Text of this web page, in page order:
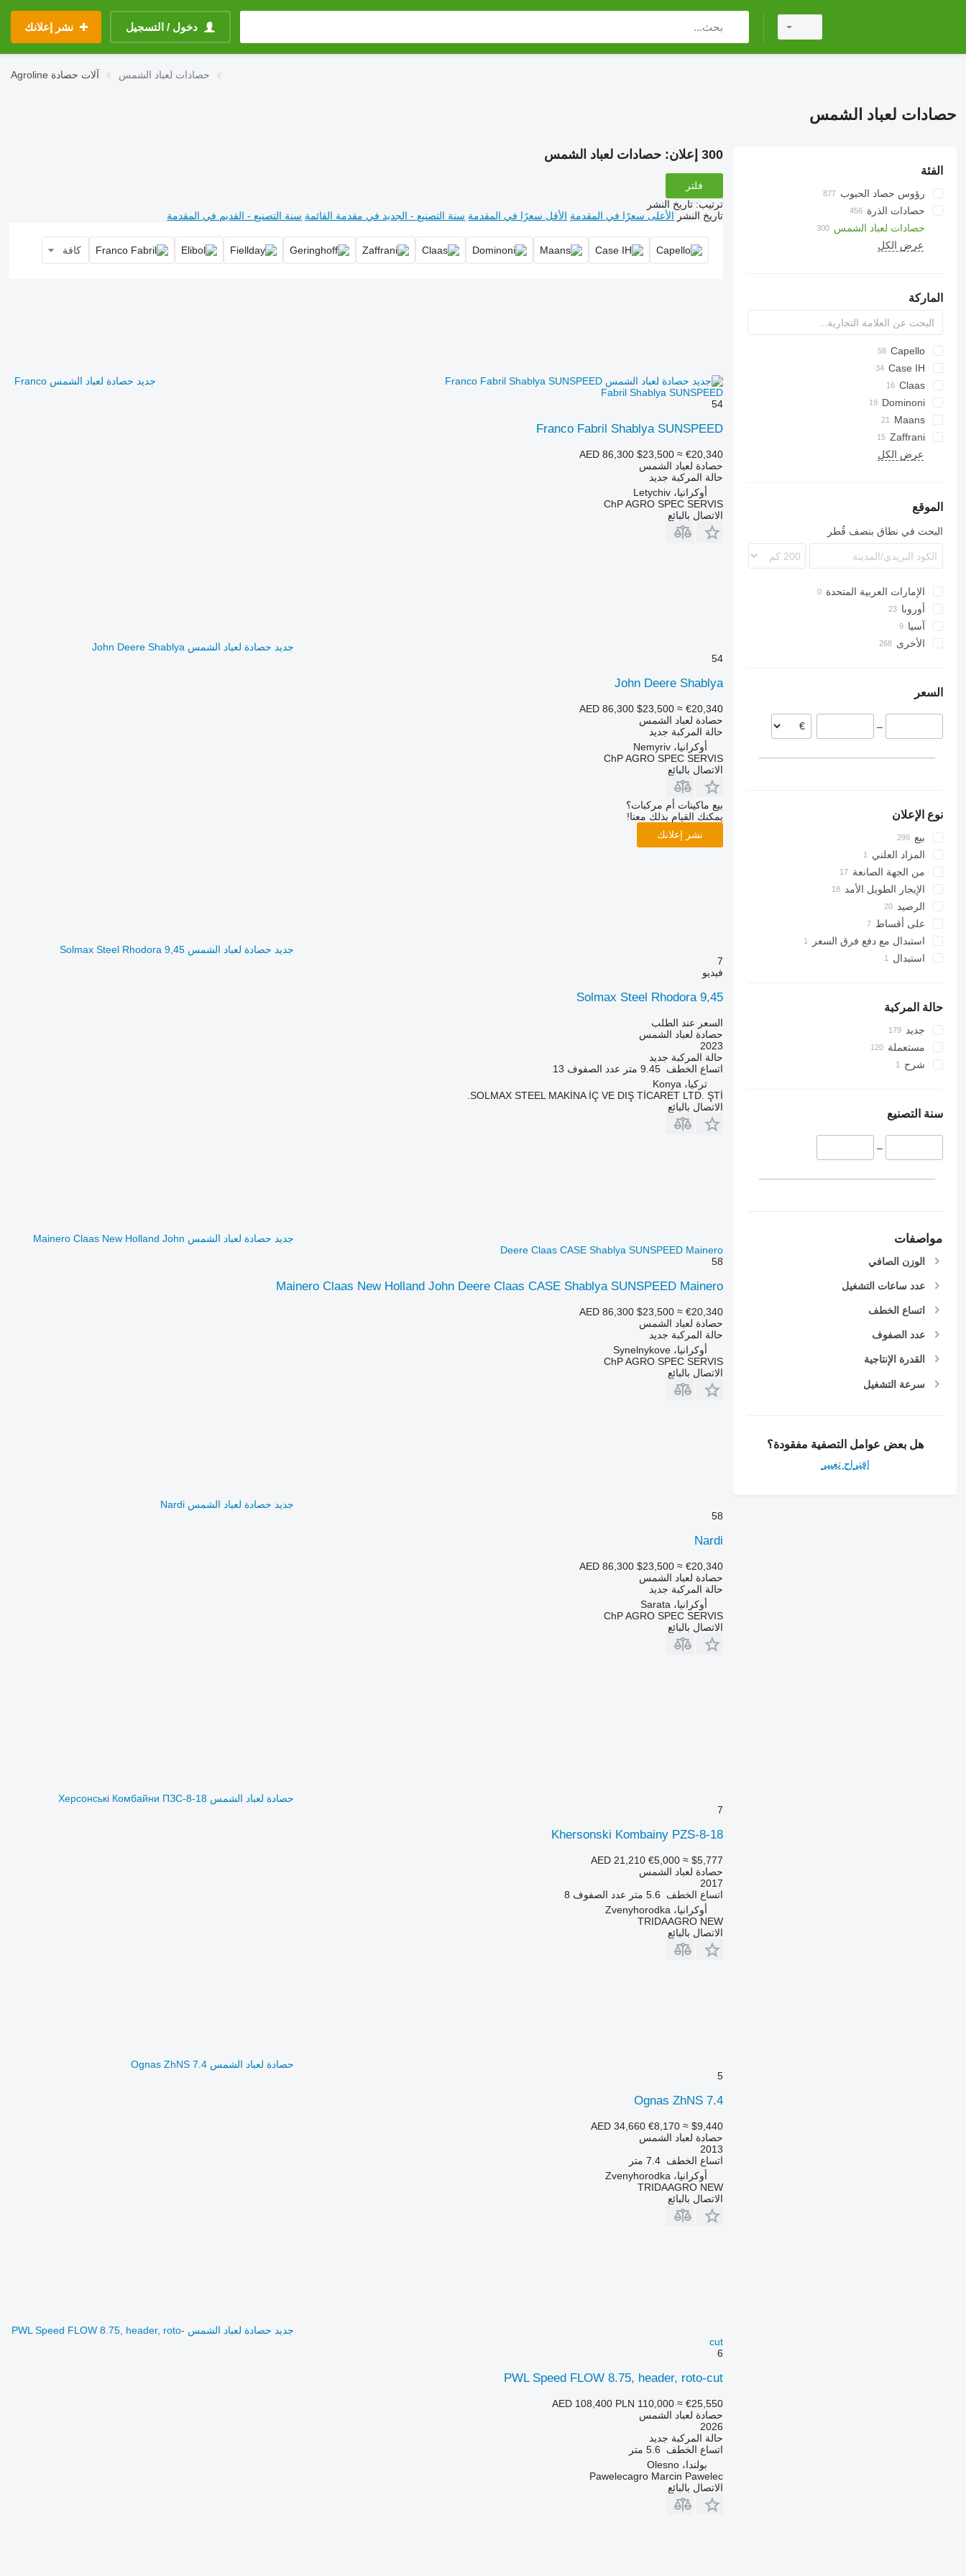
دخول / التسجيل نشر إعلانك
Agroline آلات حصادة حصادات لعباد الشمس
حصادات لعباد الشمس
الفئة
رؤوس حصاد الحبوب
حصادات الذرة
حصادات لعباد الشمس
عرض الكل
الماركة
Capello
Helianthus
Case IH
9230Claas
Sunspeed
Dominoni
Free Sun
Top Sun
MHS
GO
SF
HORIZONMaans
1040
SFH
OptiSun
Zaffrani
Sunflower Champion
عرض الكل
الموقع
البحث في نطاق بنصف قُطر
الإمارات العربية المتحدة
أوروبا
المجر
بلغاريا
النمسا
آسيا
تركيا
الأخرى
السعر
–
نوع الإعلان
بيع
المزاد العلني
من الجهة الصانعة
الإيجار الطويل الأمد
الرصيد
على أقساط
استبدال مع دفع فرق السعر
استبدال
حالة المركبة
جديد
مستعملة
شرح
سنة التصنيع
–
مواصفات
الوزن الصافي
عدد ساعات التشغيل
اتساع الخطف
عدد الصفوف
القدرة الإنتاجية
سرعة التشغيل
هل بعض عوامل التصفية مفقودة؟
اقتراح تغيير
300 إعلان: حصادات لعباد الشمس
فلتر
ترتيب: تاريخ النشر
تاريخ النشر الأعلى سعرًا في المقدمة الأقل سعرًا في المقدمة سنة التصنيع - الجديد في مقدمة القائمة سنة التصنيع - القديم في المقدمة
كافة
جديد حصادة لعباد الشمس Franco
Fabril Shablya SUNSPEED
54
Franco Fabril Shablya SUNSPEED
AED 86,300 $23,500 ≈ €20,340
حصادة لعباد الشمس
حالة المركبة جديد
أوكرانيا، Letychiv
ChP AGRO SPEC SERVIS
الاتصال بالبائع
جديد حصادة لعباد الشمس John Deere Shablya
54
John Deere Shablya
AED 86,300 $23,500 ≈ €20,340
حصادة لعباد الشمس
حالة المركبة جديد
أوكرانيا، Nemyriv
ChP AGRO SPEC SERVIS
الاتصال بالبائع
بيع ماكينات أم مركبات؟
يمكنك القيام بذلك معنا!
نشر إعلانك
جديد حصادة لعباد الشمس Solmax Steel Rhodora 9,45
7
فيديو
Solmax Steel Rhodora 9,45
السعر عند الطلب
حصادة لعباد الشمس
2023
حالة المركبة جديد
اتساع الخطف 9.45 متر عدد الصفوف 13
تركيا، Konya
SOLMAX STEEL MAKİNA İÇ VE DIŞ TİCARET LTD. ŞTİ.
الاتصال بالبائع
جديد حصادة لعباد الشمس Mainero Claas New Holland John
Deere Claas CASE Shablya SUNSPEED Mainero
58
Mainero Claas New Holland John Deere Claas CASE Shablya SUNSPEED Mainero
AED 86,300 $23,500 ≈ €20,340
حصادة لعباد الشمس
حالة المركبة جديد
أوكرانيا، Synelnykove
ChP AGRO SPEC SERVIS
الاتصال بالبائع
جديد حصادة لعباد الشمس Nardi
58
Nardi
AED 86,300 $23,500 ≈ €20,340
حصادة لعباد الشمس
حالة المركبة جديد
أوكرانيا، Sarata
ChP AGRO SPEC SERVIS
الاتصال بالبائع
حصادة لعباد الشمس Херсонські Комбайни ПЗС-8-18
7
Khersonski Kombainy PZS-8-18
AED 21,210 €5,000 ≈ $5,777
حصادة لعباد الشمس
2017
اتساع الخطف
5.6 متر عدد الصفوف 8
أوكرانيا، Zvenyhorodka
TRIDAAGRO NEW
الاتصال بالبائع
حصادة لعباد الشمس Ognas ZhNS 7.4
5
Ognas ZhNS 7.4
AED 34,660 €8,170 ≈ $9,440
حصادة لعباد الشمس
2013
اتساع الخطف 7.4 متر
أوكرانيا، Zvenyhorodka
TRIDAAGRO NEW
الاتصال بالبائع
جديد حصادة لعباد الشمس PWL Speed FLOW 8.75, header, roto-
cut
6
PWL Speed FLOW 8.75, header, roto-cut
AED 108,400 PLN 110,000 ≈ €25,550
حصادة لعباد الشمس
2026
حالة المركبة جديد
اتساع الخطف
5.6 متر
بولندا، Olesno
Pawelecagro Marcin Pawelec
الاتصال بالبائع